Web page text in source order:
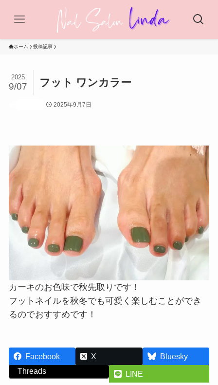
ホーム 投稿記事
フット ワンカラー
2025
9/07
2025年9月7日
カーキのお色味で秋先取りです！
フットネイルを秋冬でも可愛く楽しむことができ
るのでおすすめです！
Facebook X
Bluesky
Threads
LINE